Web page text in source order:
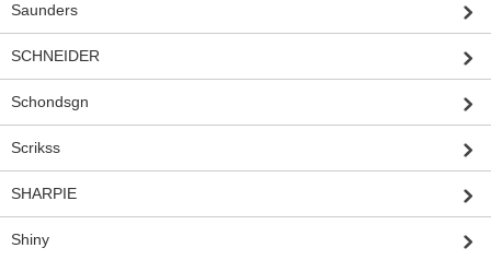
Saunders
SCHNEIDER
Schondsgn
Scrikss
SHARPIE
Shiny